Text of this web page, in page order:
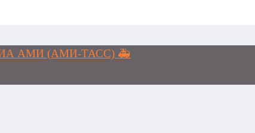
- РИА АМИ (АМИ-ТАСС) 🚑